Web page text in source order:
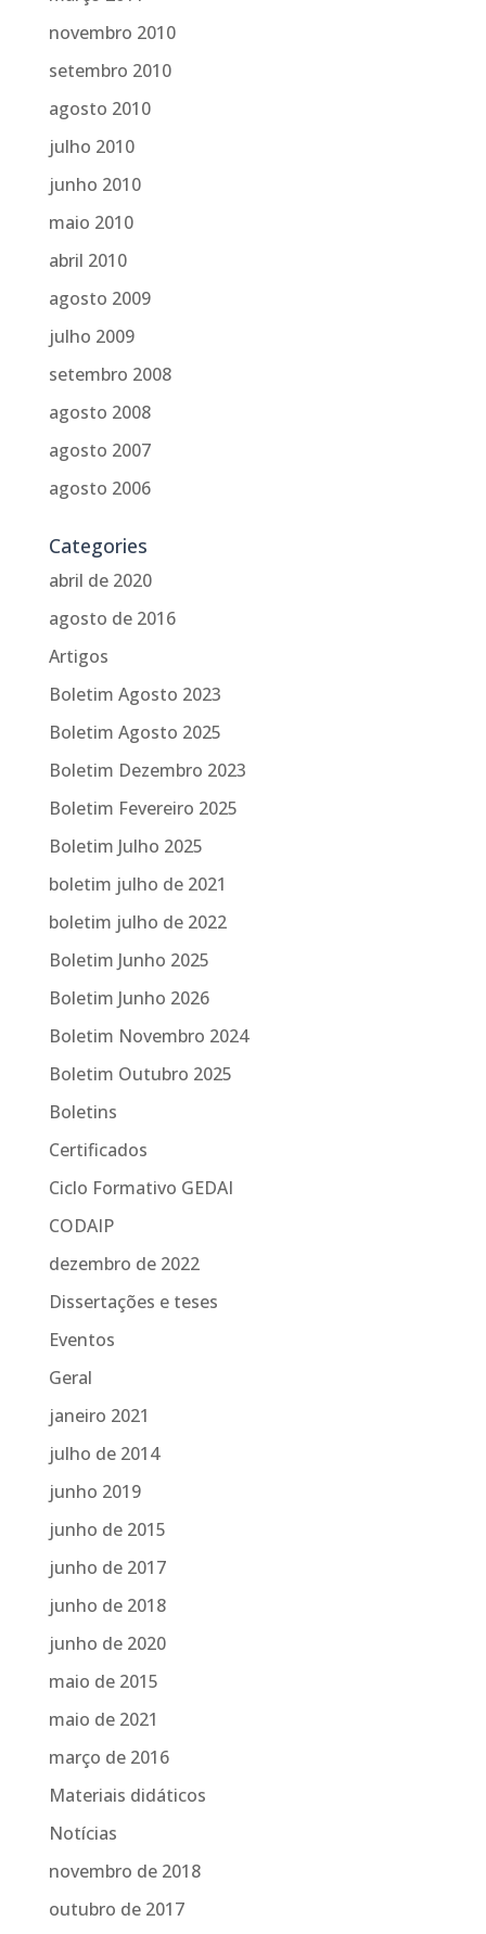
novembro 2010
setembro 2010
agosto 2010
julho 2010
junho 2010
maio 2010
abril 2010
agosto 2009
julho 2009
setembro 2008
agosto 2008
agosto 2007
agosto 2006
Categories
abril de 2020
agosto de 2016
Artigos
Boletim Agosto 2023
Boletim Agosto 2025
Boletim Dezembro 2023
Boletim Fevereiro 2025
Boletim Julho 2025
boletim julho de 2021
boletim julho de 2022
Boletim Junho 2025
Boletim Junho 2026
Boletim Novembro 2024
Boletim Outubro 2025
Boletins
Certificados
Ciclo Formativo GEDAI
CODAIP
dezembro de 2022
Dissertações e teses
Eventos
Geral
janeiro 2021
julho de 2014
junho 2019
junho de 2015
junho de 2017
junho de 2018
junho de 2020
maio de 2015
maio de 2021
março de 2016
Materiais didáticos
Notícias
novembro de 2018
outubro de 2017